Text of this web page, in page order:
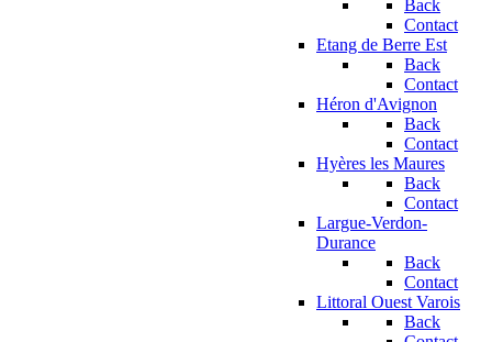
Back
Contact
Etang de Berre Est
Back
Contact
Héron d'Avignon
Back
Contact
Hyères les Maures
Back
Contact
Largue-Verdon-
Durance
Back
Contact
Littoral Ouest Varois
Back